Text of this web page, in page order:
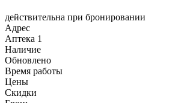
действительна при бронировании
Адрес
Аптека 1
Наличие
Обновлено
Время работы
Цены
Скидки